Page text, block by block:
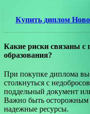
Купить диплом
Какие риски связаны с
образования?
При покупке диплома
столкнуться с
поддельный документ
Важно быть осторожным
надежные ресурсы.